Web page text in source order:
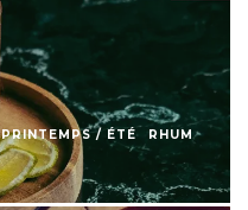
PRINTEMPS / ÉTÉ
RHUM